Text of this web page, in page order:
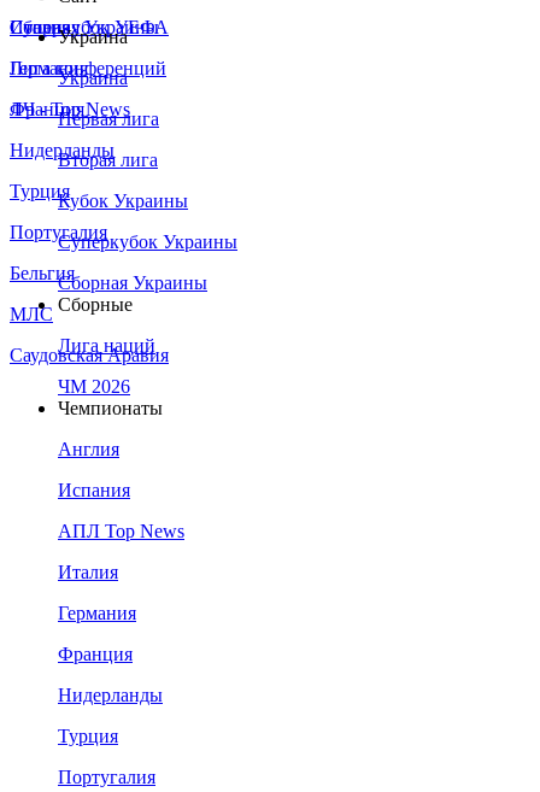
Сборная Украины
Италия
Германия
Франция
Нидерланды
Турция
Португалия
Бельгия
МЛС
Саудовская Аравия
Суперкубок УЕФА
Лига конференций
ЛЧ - Top News
Украина
Украина
Первая лига
Вторая лига
Кубок Украины
Суперкубок Украины
Сборная Украины
Сборные
Лига наций
ЧМ 2026
Чемпионаты
Англия
Испания
АПЛ Top News
Италия
Германия
Франция
Нидерланды
Турция
Португалия